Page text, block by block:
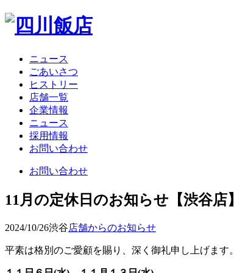
ニュース
ごあいさつ
ヒストリー
店舗一覧
企業情報
ニュース
採用情報
お問い合わせ
お問い合わせ
11月の定休日のお知らせ【渋谷店】
2024/10/26渋谷店舗からのお知らせ
平素は格別のご愛顧を賜り、深く御礼申し上げます。